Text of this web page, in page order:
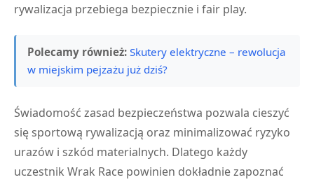
rywalizacja przebiega bezpiecznie i fair play.
Polecamy również: Skutery elektryczne – rewolucja
w miejskim pejzażu już dziś?
Świadomość zasad bezpieczeństwa pozwala cieszyć
się sportową rywalizacją oraz minimalizować ryzyko
urazów i szkód materialnych. Dlatego każdy
uczestnik Wrak Race powinien dokładnie zapoznać